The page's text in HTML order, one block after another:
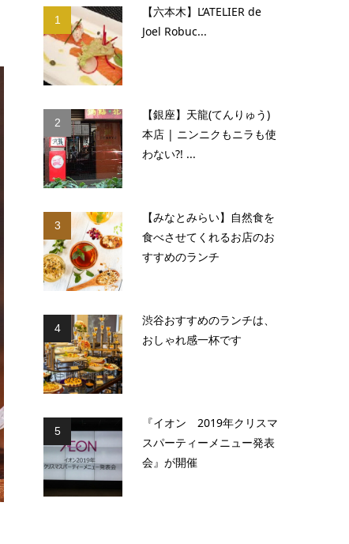
1
【六本木】L’ATELIER de
Joel Robuc...
2
【銀座】天龍(てんりゅう)
本店 | ニンニクもニラも使
わない?! ...
3
【みなとみらい】自然食を
食べさせてくれるお店のお
すすめのランチ
4
渋谷おすすめのランチは、
おしゃれ感一杯です
5
『イオン 2019年クリスマ
スパーティーメニュー発表
会』が開催